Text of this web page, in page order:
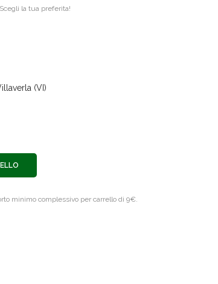
la tua preferita!
(VI)
minimo complessivo per carrello di 9€.